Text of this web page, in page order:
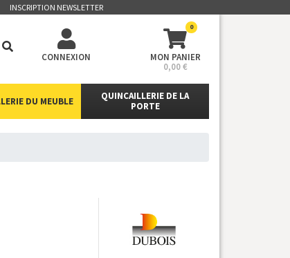
INSCRIPTION NEWSLETTER
CONNEXION
0
MON PANIER
0,00 €
DU MEUBLE
QUINCAILLERIE DE LA
PORTE